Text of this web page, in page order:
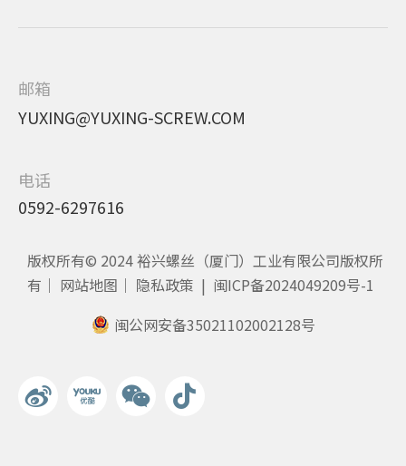
邮箱
YUXING@YUXING-SCREW.COM
电话
0592-6297616
版权所有© 2024 裕兴螺丝（厦门）工业有限公司版权所
有｜ 网站地图 ｜ 隐私政策 | 闽ICP备2024049209号-1
闽公网安备35021102002128号